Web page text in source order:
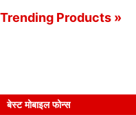
Trending Products »
बेस्ट मोबाइल फोन्स